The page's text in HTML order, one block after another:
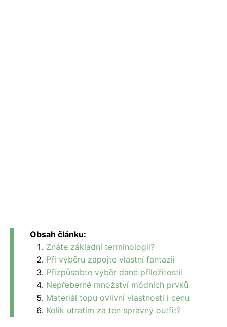
Obsah článku:
Znáte základní terminologii?
Při výběru zapojte vlastní fantazii
Přizpůsobte výběr dané příležitosti!
Nepřeberné množství módních prvků
Materiál topu ovlivní vlastnosti i cenu
Kolik utratím za ten správný outfit?